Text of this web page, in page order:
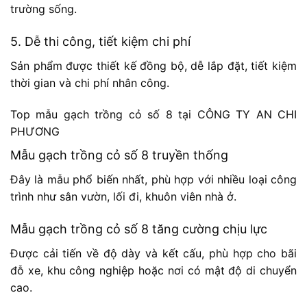
trường sống.
5. Dễ thi công, tiết kiệm chi phí
Sản phẩm được thiết kế đồng bộ, dễ lắp đặt, tiết kiệm
thời gian và chi phí nhân công.
Top mẫu gạch trồng cỏ số 8 tại CÔNG TY AN CHI
PHƯƠNG
Mẫu gạch trồng cỏ số 8 truyền thống
Đây là mẫu phổ biến nhất, phù hợp với nhiều loại công
trình như sân vườn, lối đi, khuôn viên nhà ở.
Mẫu gạch trồng cỏ số 8 tăng cường chịu lực
Được cải tiến về độ dày và kết cấu, phù hợp cho bãi
đỗ xe, khu công nghiệp hoặc nơi có mật độ di chuyển
cao.